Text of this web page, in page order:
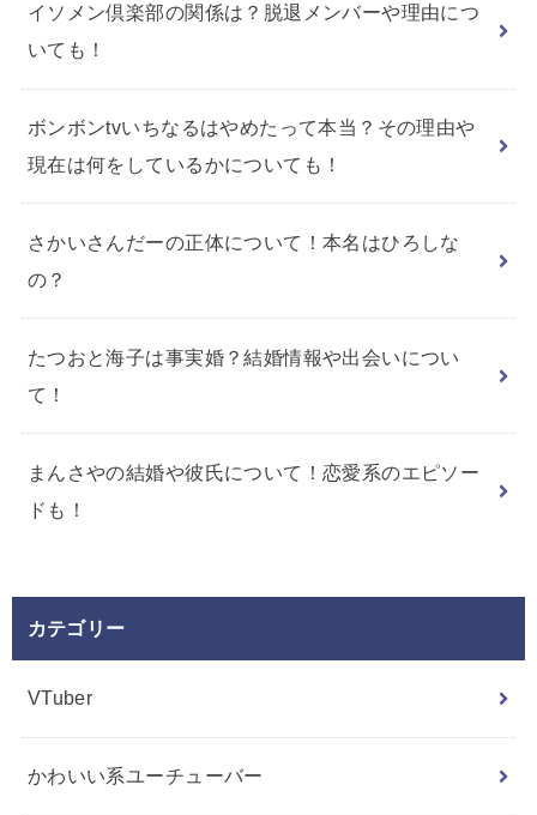
イソメン倶楽部の関係は？脱退メンバーや理由につ
いても！
ボンボンtvいちなるはやめたって本当？その理由や
現在は何をしているかについても！
さかいさんだーの正体について！本名はひろしな
の？
たつおと海子は事実婚？結婚情報や出会いについ
て！
まんさやの結婚や彼氏について！恋愛系のエピソー
ドも！
カテゴリー
VTuber
かわいい系ユーチューバー